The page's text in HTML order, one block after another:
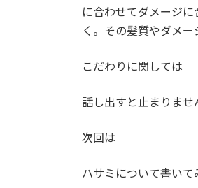
に合わせてダメージ
く。その髪質やダメー
こだわりに関しては
話し出すと止まりませ
次回は
ハサミについて書いて